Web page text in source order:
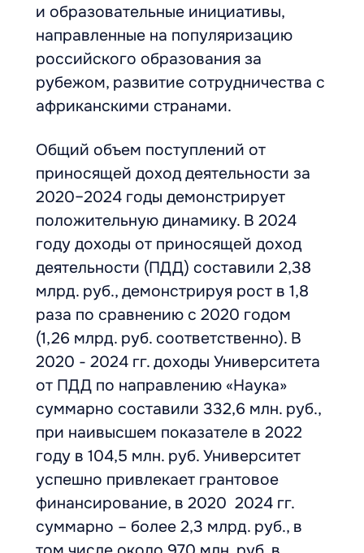
и образовательные инициативы,
направленные на популяризацию
российского образования за
рубежом, развитие сотрудничества с
африканскими странами.
Общий объем поступлений от
приносящей доход деятельности за
2020–2024 годы демонстрирует
положительную динамику. В 2024
году доходы от приносящей доход
деятельности (ПДД) составили 2,38
млрд. руб., демонстрируя рост в 1,8
раза по сравнению с 2020 годом
(1,26 млрд. руб. соответственно). В
2020 - 2024 гг. доходы Университета
от ПДД по направлению «Наука»
суммарно составили 332,6 млн. руб.,
при наивысшем показателе в 2022
году в 104,5 млн. руб. Университет
успешно привлекает грантовое
финансирование, в 2020 2024 гг.
суммарно – более 2,3 млрд. руб., в